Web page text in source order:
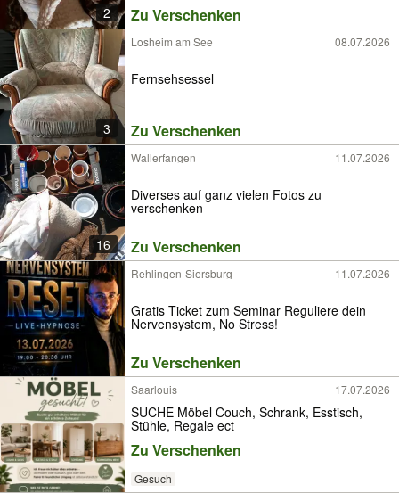
2 Zu Verschenken
3
Losheim am See 08.07.2026
Fernsehsessel
Zu Verschenken
16
Wallerfangen 11.07.2026
Diverses auf ganz vielen Fotos zu
verschenken
Zu Verschenken
Rehlingen-Siersburg 11.07.2026
Gratis Ticket zum Seminar Reguliere dein
Nervensystem, No Stress!
Zu Verschenken
Saarlouis 17.07.2026
SUCHE Möbel Couch, Schrank, Esstisch,
Stühle, Regale ect
Zu Verschenken
Gesuch